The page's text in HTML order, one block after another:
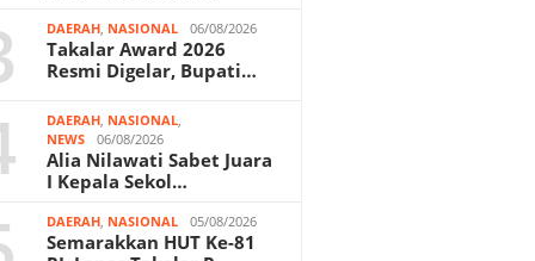
DAERAH NASIONAL 06/08/2026
Takalar Award 2026
Resmi Digelar, Bupati…
DAERAH NASIONAL
NEWS
06/08/2026
Alia Nilawati Sabet Juara
I Kepala Sekol…
DAERAH NASIONAL 05/08/2026
Semarakkan HUT Ke-81